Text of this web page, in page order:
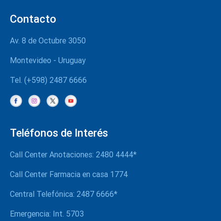
Contacto
Av. 8 de Octubre 3050
Montevideo - Uruguay
Tel. (+598) 2487 6666
Teléfonos de Interés
Call Center Anotaciones: 2480 4444*
Call Center Farmacia en casa 1774
Central Telefónica: 2487 6666*
Emergencia: Int. 5703